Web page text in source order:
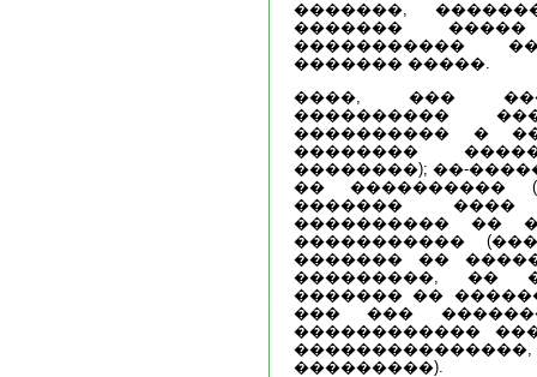
�������,
�������
�����������
������� �����.
����, ���
����������
���������� �
��������
��������); ��-
�� ����������
������� ����
���������� ��
�����������
������� ��
���������, ��
������� ��
��� ���
������������
���������).